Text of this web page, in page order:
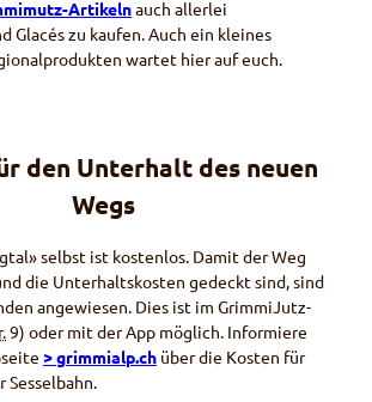
Artikelnauch allerlei
Glacészu kaufen. Auch ein kleines
wartet hier auf euch.
den Unterhalt des neuen
Wegs
selbst ist kostenlos. Damit der Weg
die Unterhaltskosten gedeckt sind, sind
angewiesen. Dies ist im GrimmiJutz-
9) oder mit derApp möglich. Informiere
> grimmialp.ch über die Kosten für
Sesselbahn.